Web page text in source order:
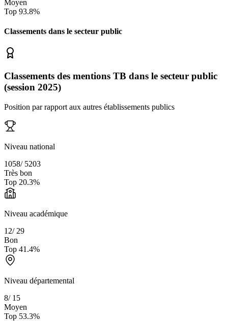
Moyen
Top 93.8%
Classements dans le secteur public
Classements des mentions TB dans le secteur public
(session 2025)
Position par rapport aux autres établissements publics
Niveau national
1058/ 5203
Très bon
Top 20.3%
Niveau académique
12/ 29
Bon
Top 41.4%
Niveau départemental
8/ 15
Moyen
Top 53.3%